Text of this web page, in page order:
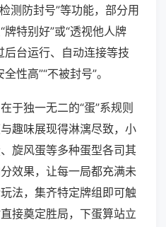
测防封号”等功能，部分用
特别好”或“透视他人牌
后台运行、自动连接等技
性高”“不被封号”。
于独一无二的“蛋”系规则
趣味展现得淋漓尽致，小
旋风蛋等多种蛋型各司其
效果，让每一局都充满未
法，集齐特定牌组即可触
接奠定胜局，下蛋算站立